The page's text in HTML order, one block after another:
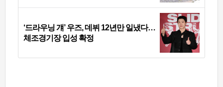
‘드라우닝 걔’ 우즈, 데뷔 12년만 일냈다…
체조경기장 입성 확정